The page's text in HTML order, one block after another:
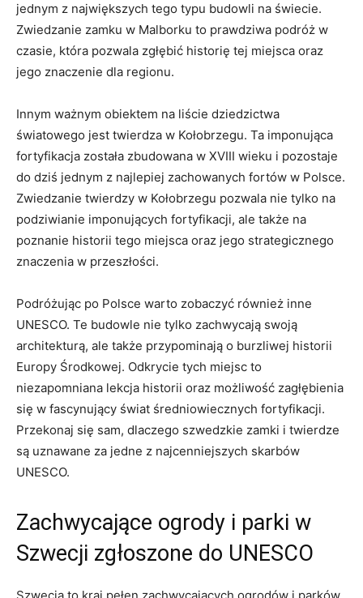
‌jednym z ⁤największych tego typu budowli na świecie.
Zwiedzanie ⁢zamku w⁢ Malborku to prawdziwa ⁣podróż w
czasie, ⁣która pozwala zgłębić historię tej miejsca oraz
jego ‍znaczenie ‌dla regionu.
Innym ważnym obiektem na⁤ liście​ dziedzictwa ​
światowego jest twierdza w ⁢Kołobrzegu. Ta imponująca ​
fortyfikacja ⁢została‌ zbudowana w XVIII⁢ wieku i pozostaje
do dziś ‍jednym z najlepiej zachowanych⁤ fortów w Polsce.
‍Zwiedzanie ⁢twierdzy⁣ w ⁣Kołobrzegu ⁣pozwala nie ⁤tylko na
podziwianie imponujących ​fortyfikacji, ale⁢ także na‍
poznanie historii tego miejsca ⁤oraz jego⁤ strategicznego
znaczenia w ⁤przeszłości.
Podróżując po ‌Polsce warto zobaczyć ‍również inne ⁣
UNESCO. Te budowle nie tylko zachwycają swoją​
architekturą, ‍ale także przypominają o burzliwej historii
Europy Środkowej. Odkrycie tych miejsc to
niezapomniana⁣ lekcja historii oraz możliwość zagłębienia
się ⁢w fascynujący świat średniowiecznych fortyfikacji.
Przekonaj ⁤się sam, dlaczego szwedzkie zamki i ‍twierdze
⁤są uznawane za jedne⁤ z ⁤najcenniejszych skarbów
UNESCO.
Zachwycające ogrody i⁤ parki w
Szwecji zgłoszone ⁣do‍ UNESCO